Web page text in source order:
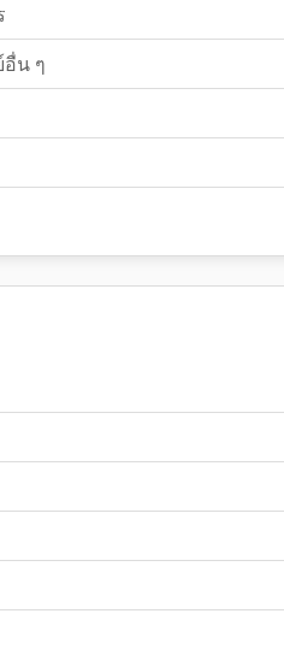
น ๆ